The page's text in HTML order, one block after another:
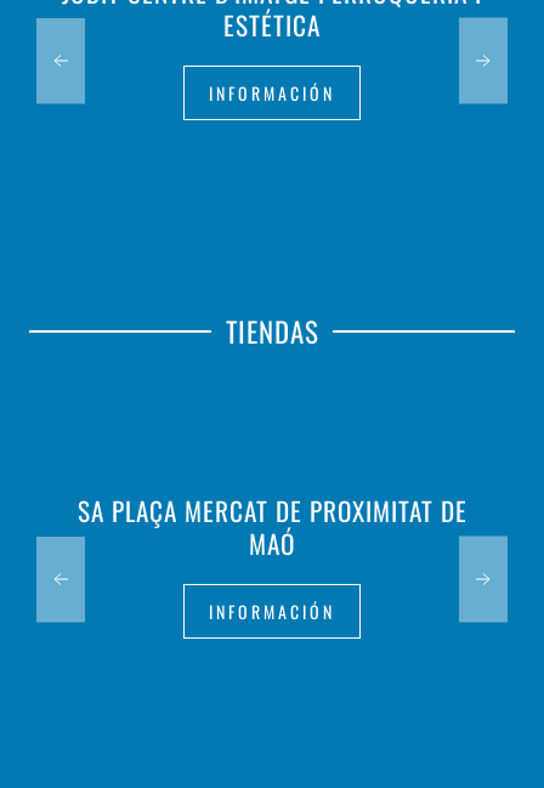
ESTÉTICA
INFORMACIÓN
TIENDAS
SA PLAÇA MERCAT DE PROXIMITAT DE
MAÓ
INFORMACIÓN